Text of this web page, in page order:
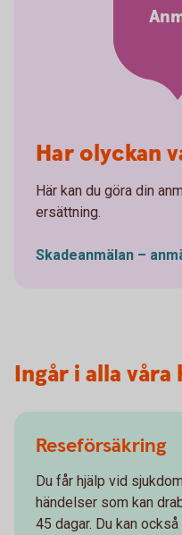
Har olyckan
Här kan du göra din
ersättning.
Skadeanmälan –
Ingår i alla
Reseförsäkring
Du får hjälp vid
händelser som kan
45 dagar. Du kan